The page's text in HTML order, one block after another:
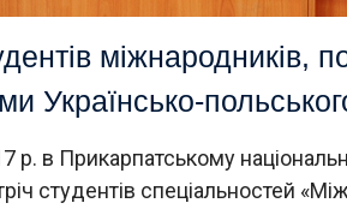
міжнародників,
Українсько-
р. в Прикарпатському
студентів спеціальностей